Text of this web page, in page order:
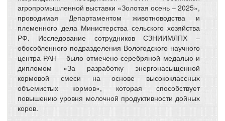
агропромышленной выставки «Золотая осень – 2025»,
проводимая Департаментом животноводства и
племенного дела Министерства сельского хозяйства
РФ. Исследование сотрудников СЗНИИМЛПХ –
обособленного подразделения Вологодского научного
центра РАН – было отмечено серебряной медалью и
дипломом «За разработку энергонасыщенной
кормовой смеси на основе высококлассных
объемистых кормов», которая способствует
повышению уровня молочной продуктивности дойных
коров.